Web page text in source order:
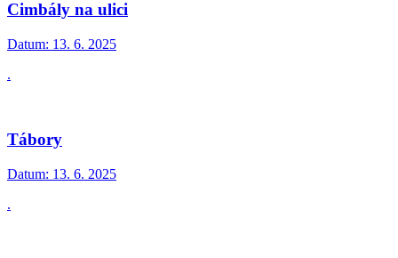
Cimbály na ulici
Datum: 13. 6. 2025
.
Tábory
Datum: 13. 6. 2025
.